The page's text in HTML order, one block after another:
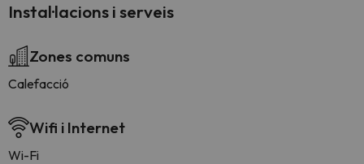
Instal·lacions i serveis
Zones comuns
Calefacció
Wifi i Internet
Wi-Fi